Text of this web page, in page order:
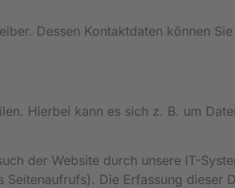
Dessen Kontaktdaten können
Hierbei kann es sich z. B. um
der Website durch unsere IT-
Die Erfassung dieser